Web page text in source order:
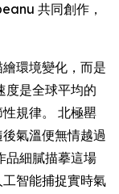
共同創作，
環境變化，而是
度是全球平均的
規律。 北極罌
氣溫便無情越過
品細膩描摹這場
智能捕捉實時氣